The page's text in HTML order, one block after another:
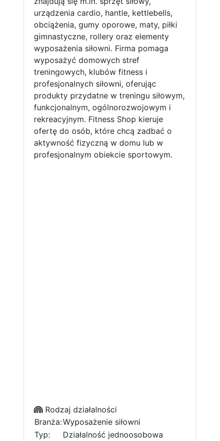
urządzenia cardio, hantle, kettlebells,
obciążenia, gumy oporowe, maty, piłki
gimnastyczne, rollery oraz elementy
wyposażenia siłowni. Firma pomaga
wyposażyć domowych stref
treningowych, klubów fitness i
profesjonalnych siłowni, oferując
produkty przydatne w treningu siłowym,
funkcjonalnym, ogólnorozwojowym i
rekreacyjnym. Fitness Shop kieruje
ofertę do osób, które chcą zadbać o
aktywność fizyczną w domu lub w
profesjonalnym obiekcie sportowym.
Rodzaj działalności
Branża:Wyposażenie siłowni
Typ:
Działalność jednoosobowa